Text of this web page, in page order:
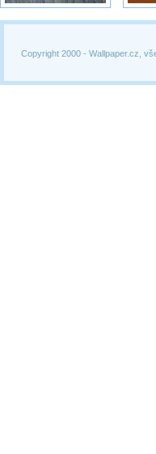
Copyright 2000 - Wallpaper.cz,